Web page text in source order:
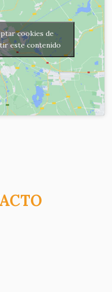
cookies de
este contenido